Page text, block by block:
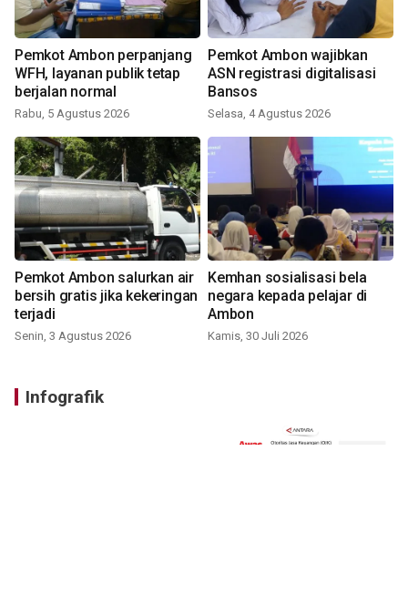
Pemkot Ambon perpanjang
WFH, layanan publik tetap
berjalan normal
Rabu, 5 Agustus 2026
Pemkot Ambon wajibkan
ASN registrasi digitalisasi
Bansos
Selasa, 4 Agustus 2026
Pemkot Ambon salurkan air
bersih gratis jika kekeringan
terjadi
Senin, 3 Agustus 2026
Kemhan sosialisasi bela
negara kepada pelajar di
Ambon
Kamis, 30 Juli 2026
Infografik